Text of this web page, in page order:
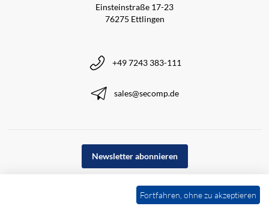
Einsteinstraße 17-23
76275 Ettlingen
+49 7243 383-111
sales@secomp.de
Newsletter abonnieren
Fortfahren, ohne zu akzeptieren